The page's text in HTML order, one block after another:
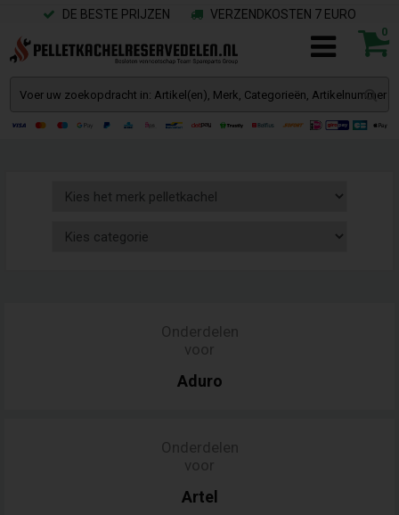
DE BESTE PRIJZEN VERZENDKOSTEN 7 EURO
0
Onderdelen
voor
Aduro
Onderdelen
voor
Artel